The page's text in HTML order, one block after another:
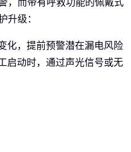
，而带有呼救功能的佩戴式
升级：
化，提前预警潜在漏电风险
启动时，通过声光信号或无
弥补了单一检测功能的应急